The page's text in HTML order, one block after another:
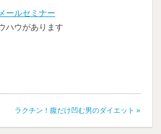
メールセミナー
ハウがあります
ラクチン！腹だけ凹む男のダイエット»